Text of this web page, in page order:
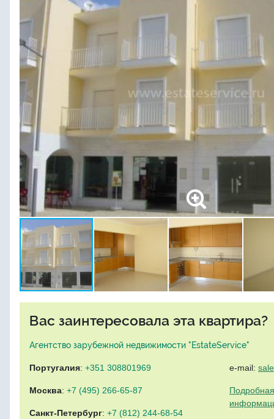
Вас заинтересовала эта квартира?
Агентство зарубежной недвижимости "EstateService"
Португалия: +351 308801969
Москва: +7 (495) 266-65-87
Санкт-Петербург: +7 (812) 244-68-54
e-mail: